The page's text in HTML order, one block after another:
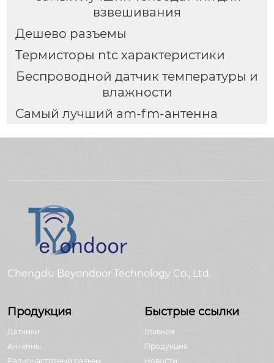
взвешивания
Дешево разъемы
Термисторы ntc характеристики
Беспроводной датчик температуры и
влажности
Самый лучший am-fm-антенна
Chengdu Beyondoor Technology Co., Ltd.
Продукция
Датчики
Антенны
Радиочастотный разъем
Быстрые ссылки
Главная
Продукция
Новости